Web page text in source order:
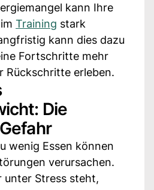
kann Ihre
Training stark
kann dies dazu
Fortschritte mehr
Rückschritte erleben.
Die
wenig Essen können
verursachen.
unter Stress steht,